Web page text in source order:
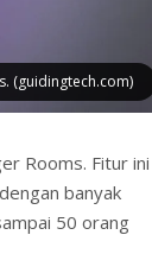
(guidingtech.com)
Rooms. Fitur ini
banyak
50 orang